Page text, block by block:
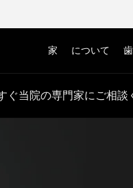
家 について
当院の専門家にご相談